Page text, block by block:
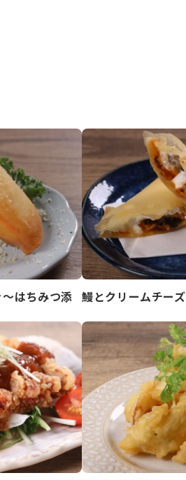
はちみつ添 鰻とクリームチー